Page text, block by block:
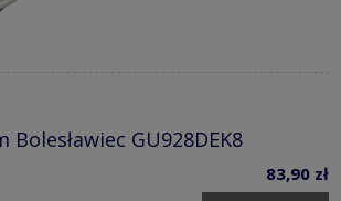
Bolesławiec GU928DEK8
83,90 zł